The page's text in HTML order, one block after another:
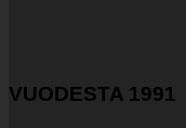
VUODESTA 1991